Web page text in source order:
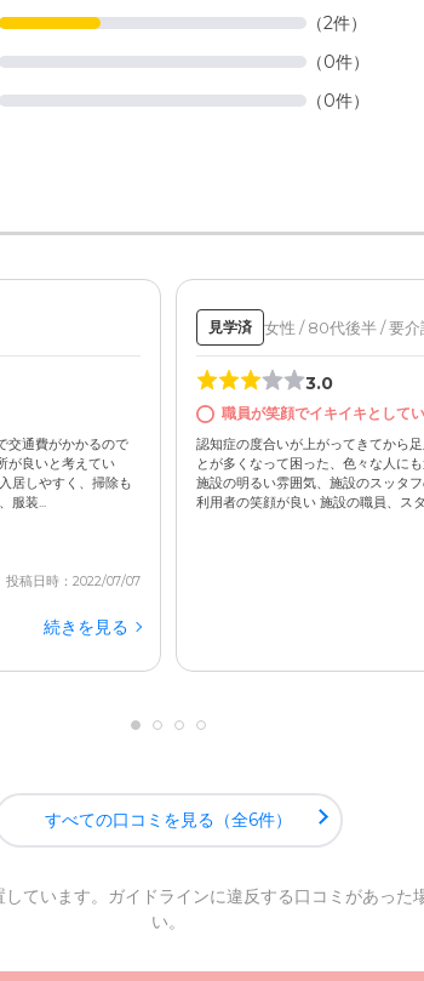
介護を併設した、住宅型有料老人ホームです
なサービスが受けられます。
（2件）
（0件）
（0件）
交通費がかかるので
が良いと考えてい
居しやすく、掃除も
服装...
投稿日時：2022/07/07
続きを見る
見学済 女性 / 80代後半 / 要介
3.0
職員が笑顔でイキイキとして
認知症の度合いが上がってきてから
とが多くなって困った、色々な人に
施設の明るい雰囲気、施設のスッタ
利用者の笑顔が良い 施設の職員、ス
すべての口コミを見る（全6件）
しています。ガイドラインに違反する口コミがあった
い。